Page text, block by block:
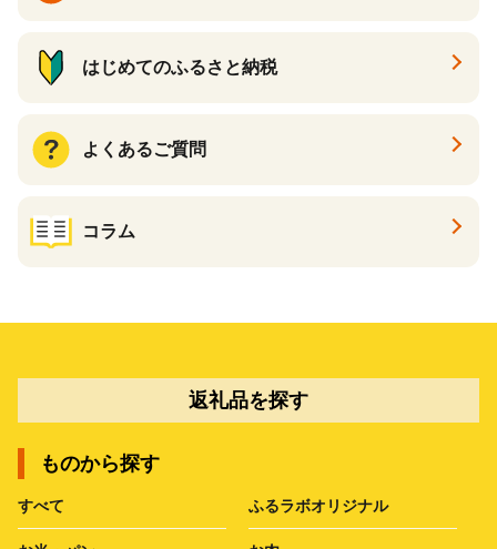
はじめてのふるさと納税
よくあるご質問
コラム
返礼品を探す
ものから探す
すべて ふるラボオリジナル